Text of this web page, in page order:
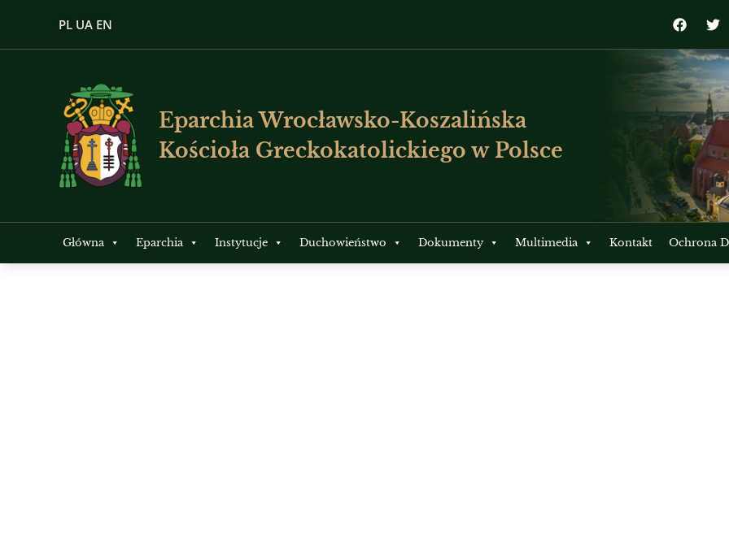
PL UA EN
Eparchia Wrocławsko-Koszalińska
Kościoła Greckokatolickiego w Polsce
Główna Eparchia Instytucje Duchowieństwo Dokumenty Multimedia Kontakt Ochrona